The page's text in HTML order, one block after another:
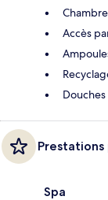
Accès
Spa